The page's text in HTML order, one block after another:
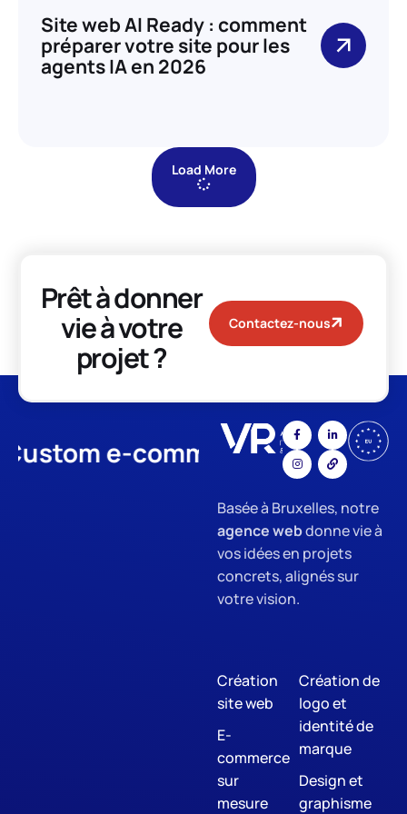
Site web AI Ready : comment
préparer votre site pour les
agents IA en 2026
Load More
Prêt à donner
vie à votre
projet ?
Contactez-nous
e-commerce App
Basée à Bruxelles, notre
agence webdonne vie à
vos idées en projets
concrets, alignés sur
votre vision.
Création
site web
E-
commerce
sur
mesure
Création de
logo et
identité de
marque
Design et
graphisme